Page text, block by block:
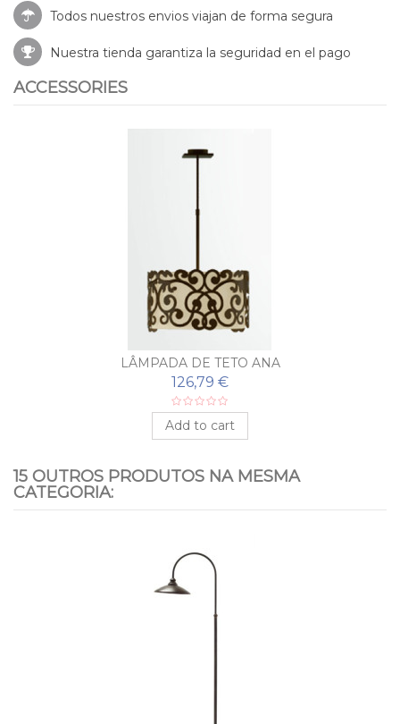
Todos nuestros envios viajan de forma segura
Nuestra tienda garantiza la seguridad en el pago
ACCESSORIES
LÂMPADA DE TETO ANA
126,79 €
Add to cart
15 OUTROS PRODUTOS NA MESMA
CATEGORIA: